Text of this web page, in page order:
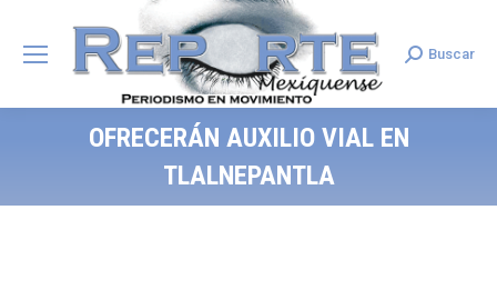
Search:
Buscar
OFRECERÁN AUXILIO VIAL EN
TLALNEPANTLA